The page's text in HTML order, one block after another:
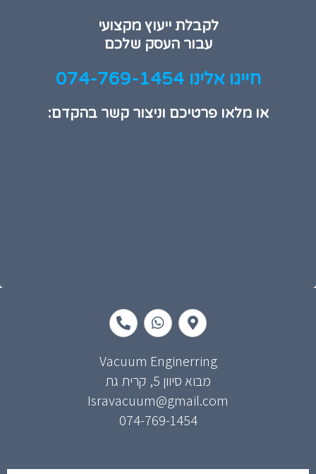
לקבלת ייעוץ מקצועי
עבור העסק שלכם
חייגו אלינו 074-769-1454
או מלאו פרטיכם וניצור קשר בהקדם:
a
p
m
a
r
k
e
r
l
h
a
s
a
p
p
h
o
e
-
a
l
t
Vacuum Enginerring
מבוא סיוון 5, קרית גת
Isravacuum@gmail.com
074-769-1454